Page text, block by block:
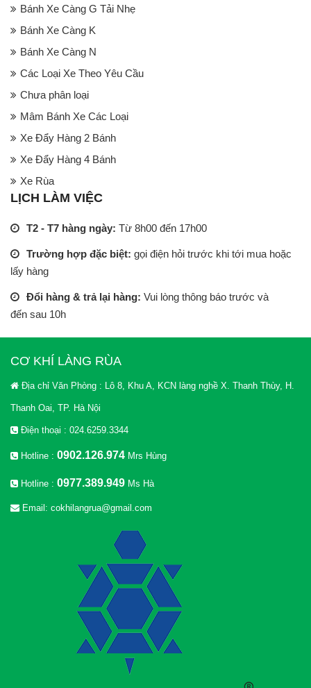
Bánh Xe Càng G Tải Nhẹ
Bánh Xe Càng K
Bánh Xe Càng N
Các Loại Xe Theo Yêu Cầu
Chưa phân loại
Mâm Bánh Xe Các Loại
Xe Đẩy Hàng 2 Bánh
Xe Đẩy Hàng 4 Bánh
Xe Rùa
LỊCH LÀM VIỆC
T2 - T7 hàng ngày: Từ 8h00 đến 17h00
Trường hợp đặc biệt: gọi điện hỏi trước khi tới mua hoặc
lấy hàng
Đổi hàng & trả lại hàng: Vui lòng thông báo trước và
đến sau 10h
CƠ KHÍ LÀNG RÙA
Địa chỉ Văn Phòng : Lô 8, Khu A, KCN làng nghề X. Thanh Thùy, H.
Thanh Oai, TP. Hà Nội
Điện thoại : 024.6259.3344
Hotline : 0902.126.974 Mrs Hùng
Hotline : 0977.389.949 Ms Hà
Email: cokhilangrua@gmail.com